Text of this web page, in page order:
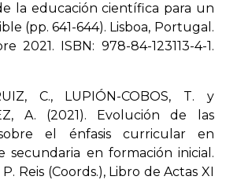
la educación científica para un
(pp. 641-644). Lisboa, Portugal.
2021. ISBN: 978-84-123113-4-1.
C., LUPIÓN-COBOS, T. y
A. (2021). Evolución de las
el énfasis curricular en
secundaria en formación inicial.
Reis (Coords.), Libro de Actas XI